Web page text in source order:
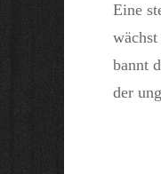
Eine
bannt
der